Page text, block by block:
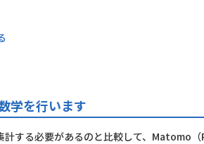
学を行います
する必要があるのと比較して、Matomo